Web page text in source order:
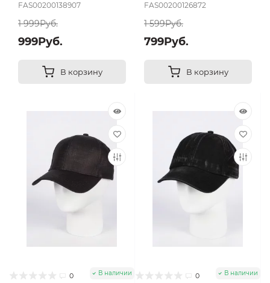
FAS00200138907
1 999Руб.
999Руб.
В корзину
FAS00200126872
1 599Руб.
799Руб.
В корзину
0 В наличии 0 В наличии